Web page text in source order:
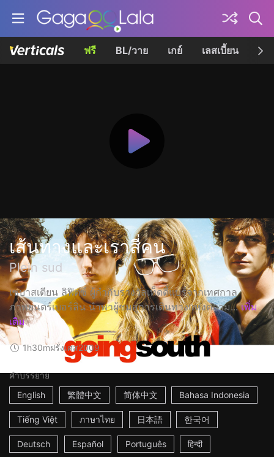
ฟรี BL/วาย เกย์ เลสเบี้ยน เค
เส้นทางและเราสี่คน
Plein sud
เซบาสเตียน ลิฟิตซ์ ผู้กำกับรางวัลเท็ดดี้แบร์จากเทศกาล
ภาพยนตร์เบอร์ลิน นำพาผู้ชมสู่การเดินทางแห่งความ... เพิ่ม
เติม
1h30mฝรั่งเศส2009
คำบรรยาย
English
繁體中文 简体中文 Bahasa Indonesia
Tiếng Việt ภาษาไทย 日本語 한국어
Deutsch Español Português हिन्दी